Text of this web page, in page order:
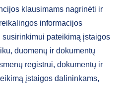
klausimams nagrinėti ir
informacijos
pateikimą įstaigos
duomenų ir dokumentų
registrui, dokumentų ir
įstaigos dalininkams,